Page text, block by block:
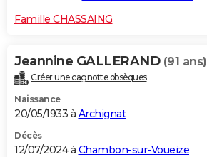
Famille CHASSAING
Jeannine GALLERAND (91 ans)
Créer une cagnotte obsèques
Naissance
20/05/1933 à Archignat
Décès
12/07/2024 à Chambon-sur-Voueize